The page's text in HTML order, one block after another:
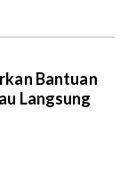
Bantuan
Langsung